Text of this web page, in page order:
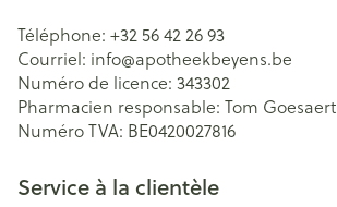
Téléphone: +32 56 42 26 93
Courriel: info@apotheekbeyens.be
Numéro de licence: 343302
Pharmacien responsable: Tom Goesaert
Numéro TVA: BE0420027816
Service à la clientèle